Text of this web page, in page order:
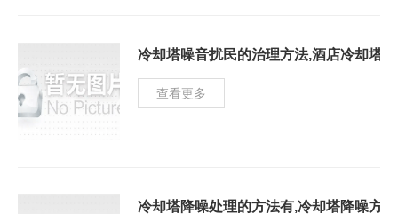
冷却塔噪音扰民的治理方法,酒店冷却塔
查看更多
冷却塔降噪处理的方法有,冷却塔降噪方案